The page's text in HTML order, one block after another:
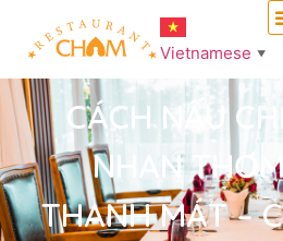
Vietnamese ▼
CÁCH NẤU
NHAN
THANH MÁT –